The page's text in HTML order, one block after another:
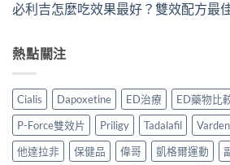
必利吉怎麼吃效果最好？雙效配方最
熱點關注
Cialis Dapoxetine ED治療 ED藥物比
P-Force雙效片
Priligy Tadalafil
他達拉非
保健品 偉哥 凱格爾運動